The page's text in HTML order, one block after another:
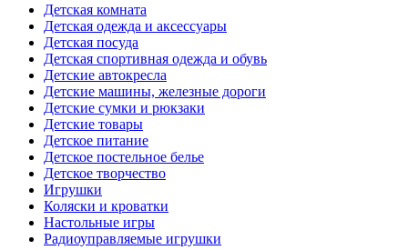
Детская комната
Детская одежда и аксессуары
Детская посуда
Детская спортивная одежда и обувь
Детские автокресла
Детские машины, железные дороги
Детские сумки и рюкзаки
Детские товары
Детское питание
Детское постельное белье
Детское творчество
Игрушки
Коляски и кроватки
Настольные игры
Радиоуправляемые игрушки